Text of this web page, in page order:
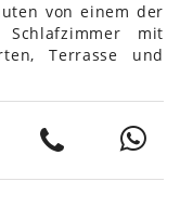
von einem der
mit
Terrasse und